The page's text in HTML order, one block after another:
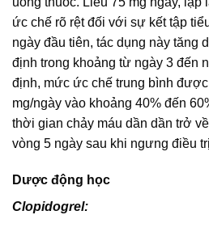
ức chế rõ rệt đối với sự kết tập
ngày đầu tiên, tác dụng này tăng
định trong khoảng từ ngày 3 đến
định, mức ức chế trung bình
mg/ngày vào khoảng 40% đến
thời gian chảy máu dần dần trở
vòng 5 ngày sau khi ngưng điều
Dược động học
Clopidogrel: